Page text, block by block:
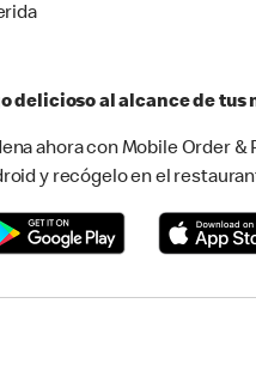
delicioso al alcance de tus
ahora con Mobile Order &
y recógelo en el